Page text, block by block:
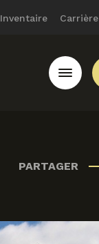
Inventaire Carrière
PARTAGER